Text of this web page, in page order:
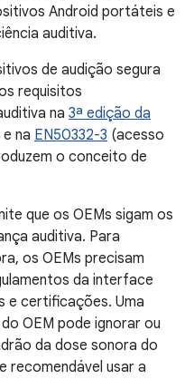
Android portáteis e
auditiva.
de audição segura
requisitos
na 3ª edição da
na EN50332-3 (acesso
o conceito de
que os OEMs sigam os
auditiva. Para
os OEMs precisam
da interface
e certificações. Uma
OEM pode ignorar ou
da dose sonora do
recomendável usar a